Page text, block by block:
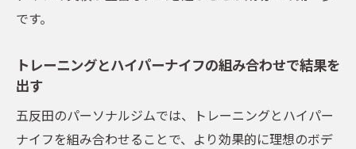
です。
トレーニングとハイパーナイフの組み合わせで結果を
出す
五反田のパーソナルジムでは、トレーニングとハイパー
ナイフを組み合わせることで、より効果的に理想のボデ